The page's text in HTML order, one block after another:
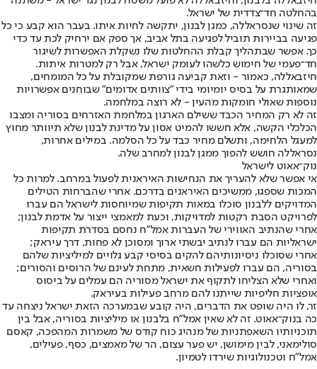
בהחלטה חד־צדדית של ישראל.
זה שינוי שנסראללה, כמגן לבנון, יתקשה לחיות איתו. בעבר הוא קבע כי כל
פגיעה בביירות תוביל לפגיעה בתל אביב, אך ספק אם ירחיק לכת עד כדי
כך. אפשר שבתהליך קבלת ההחלטות שלו נשקלת האפשרות לשיגור
חד־פעמי של חימוש כלשהו לעומק ישראל, אבל רק למטרות איתות.
חיזבאללה, כאמור - וזאת קביעה גורפת שמקובלת על כל המומחים,
שמאותגרת על בסיס יומיומי בידי "צוותים אדומים" שבוחנים אפשרויות
נוספות שאולי חומקות מהעין - לא רוצה במלחמה.
זה לא רק המחיר הכבד ששילם הארגון במלחמת האזרחים בסוריה ומצבו
הכלכלי הקשה, אלא חששו להמיט אסון על מדינת לבנון שלא תיוותר מחוץ
למעגל הלחימה, ותשלם מחיר כבד על כל הסלמה. במילים אחרות,
נסראללה חושש להפוך ממגן לבנון למחרב שלה.
נוק־אאוט לישראל
אי אפשר שלא להעריך את הנחישות האיראנית לפעול במרחב. למרות כל
המכות שספגו, ממשיכים האיראנים בדרכם. אחרי שהברחות הטילים
המדויקים ללבנון סוכלו במאות תקיפות שמיוחסות לישראל הם עברו
לפרויקט הסבת רקטות למדויקות, וכעת למאמצי ייצור על אדמת לבנון;
אחרי שהנתיב האווירי של העברות אמל"ח נחסם בסדרת תקיפות
ישראליות הם עברו לנתיב יבשתי ארוך ומסוכן לא פחות, דרך עיראק;
אחרי שסוכלו ניסיונותיהם להקים בסיסי קבע גלויים למיליציות שלהם
בסוריה, הם עברו לפעילות חשאית, מתחת לעינם של הרוסים והסורים;
ואחרי שלא הצליחו לתקוף את ישראל מסוריה הם עמלים על ביסוס
אופציות חליפיות שייתנו להם מרחב פעילות בעיראק.
זר, לו היה שופט את הדברים, היה קובע שבמערכה הזאת ישראל ניצחה עד
כה בנוק־אאוט. זה לא שאין אמל"ח בלבנון או מיליציות בסוריה, אבל בין
תוכניותיו השאפתניות של מנהיג כוח קודס של משמרות המהפכה, קאסם
סולימאני, לבין מימושן, יש פער עצום, הר של מאמצים, כסף, פעילים,
אמל"ח וטכנולוגיות שירדו לטמיון.